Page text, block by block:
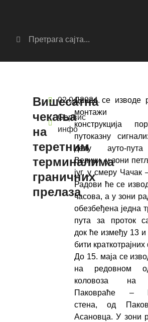
Вишесатна
чекања
на
теретним
терминалима
граничних
прелаза
02.04.2024.
Сервис
инфо
Данас се изводе
монтажи
конструкција
путоказну
делу ауто-
Велики, у зони
југ, у смеру Чачак
Радови ће се
часова, а у зони
обезбеђена једна
пута за проток
док ће између 13 и
бити
До 15. маја се
на редовном
коловоза на
Паковраће –
стена, од
Асановца. У зони